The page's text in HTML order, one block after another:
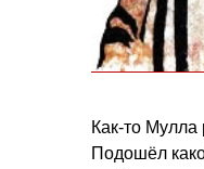
Как-то Мулла
Подошёл